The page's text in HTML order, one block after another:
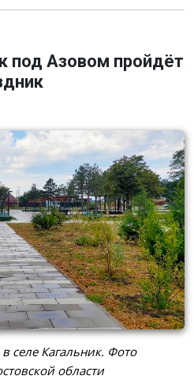
под Азовом пройдёт
селе Кагальник. Фото
области